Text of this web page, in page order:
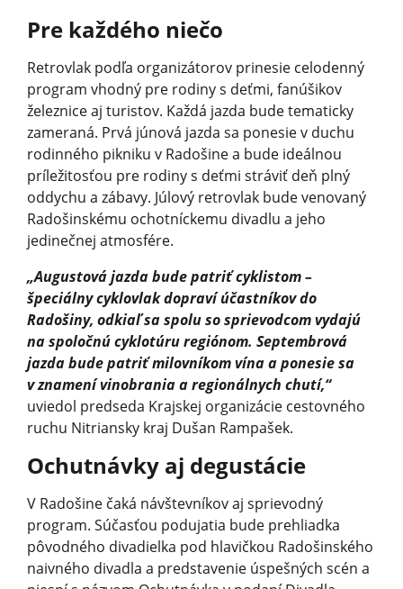
Pre každého niečo
Retrovlak podľa organizátorov prinesie celodenný
program vhodný pre rodiny s deťmi, fanúšikov
železnice aj turistov. Každá jazda bude tematicky
zameraná. Prvá júnová jazda sa ponesie v duchu
rodinného pikniku v Radošine a bude ideálnou
príležitosťou pre rodiny s deťmi stráviť deň plný
oddychu a zábavy. Júlový retrovlak bude venovaný
Radošinskému ochotníckemu divadlu a jeho
jedinečnej atmosfére.
„Augustová jazda bude patriť cyklistom –
špeciálny cyklovlak dopraví účastníkov do
Radošiny, odkiaľ sa spolu so sprievodcom vydajú
na spoločnú cyklotúru regiónom. Septembrová
jazda bude patriť milovníkom vína a ponesie sa
v znamení vinobrania a regionálnych chutí,“
uviedol predseda Krajskej organizácie cestovného
ruchu Nitriansky kraj Dušan Rampašek.
Ochutnávky aj degustácie
V Radošine čaká návštevníkov aj sprievodný
program. Súčasťou podujatia bude prehliadka
pôvodného divadielka pod hlavičkou Radošinského
naivného divadla a predstavenie úspešných scén a